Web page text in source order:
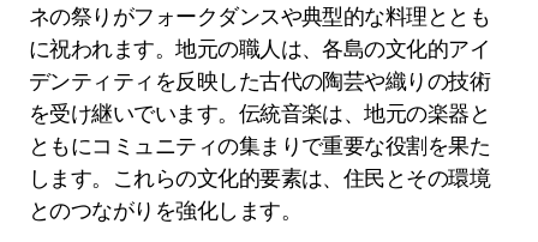
ネの祭りがフォークダンスや典型的な料理ととも
に祝われます。地元の職人は、各島の文化的アイ
デンティティを反映した古代の陶芸や織りの技術
を受け継いでいます。伝統音楽は、地元の楽器と
ともにコミュニティの集まりで重要な役割を果た
します。これらの文化的要素は、住民とその環境
とのつながりを強化します。